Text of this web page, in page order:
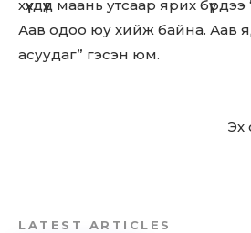
хүүхдүүд маань утсаар ярих бүрдээ
Аав одоо юу хийж байна. Аав
асуудаг” гэсэн юм.
Эх
LATEST ARTICLES